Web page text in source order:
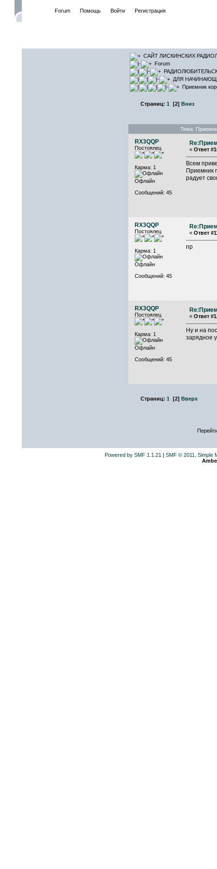
Forum Помощь Войти Регистрация
САЙТ ЛИСКИНСКИХ
Forum
ДЛЯ
Приемник
Страниц: 1 [2] Вниз
Тема:
RX3QQP
Постоялец
Карма: 1
Офлайн
Сообщений: 45
« Ответ
Всем
Приемник
радует
RX3QQP
Постоялец
Карма: 1
Офлайн
Сообщений: 45
« Ответ
пр
RX3QQP
Постоялец
Карма: 1
Офлайн
Сообщений: 45
« Ответ
Ну и на
зарядное
Страниц: 1 [2] Вверх
Powered by SMF 1.1.21 | SMF © 2011, Simple